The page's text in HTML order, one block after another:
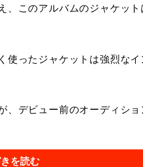
、このアルバムのジャケット
ったジャケットは強烈なイ
デビュー前のオーディショ
を読む